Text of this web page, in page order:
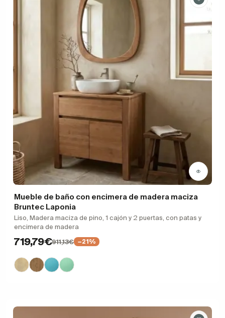
Mueble de baño con encimera de madera maciza
Bruntec Laponia
Liso, Madera maciza de pino, 1 cajón y 2 puertas, con patas y
encimera de madera
719,79€911,13€ −21%